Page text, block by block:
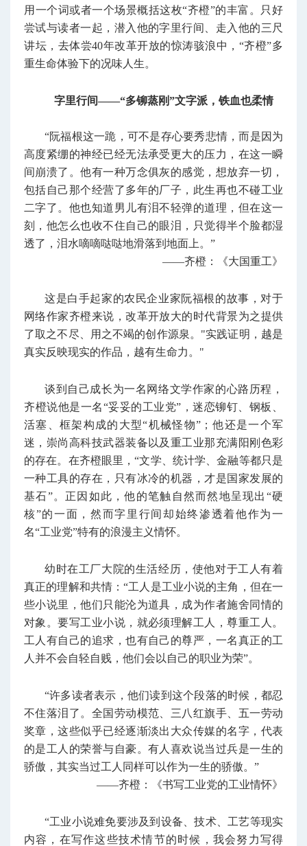
用一个词或者一个场景概括这枚“齐橙”的丰富。只好
尝试与读者一起，潜入他的字里行间、走入他的三尺
讲坛，去体尝40年改革开放的惊涛骇浪中，“齐橙”多
重生命体验下的况味人生。
字里行间——“多铆蒸刚”文字派，铁血也柔情
“阮福根这一跪，可不是存心要秀悲情，而是因为
高度紧绷的神经已经无法承受更大的压力，在这一瞬
间崩溃了。他有一种万念俱灰的感觉，想放弃一切，
包括自己那个经营了多年的厂子，此生再也不碰工业
二字了。他也知道男儿有泪不轻弹的道理，但在这一
刻，他怎么也收不住自己的眼泪，只觉得半个脸都湿
透了，泪水嘀嘀哒哒地滑落到地面上。”
——齐橙：《大国重工》
这是白手起家的农民企业家阮福根的故事，对于
网络作家齐橙来说，改革开放大的时代背景为之提供
了取之不尽、用之不竭的创作源泉。"实践证明，越是
真实反映现实的作品，越有生命力。"
谈到自己成长为一名网络文学作家的心路历程，
齐橙说他是一名“妥妥的工业党”，迷恋铆钉、钢板、
活塞、框架构成的大型“机械怪物”；他还是一个军
迷，崇尚高科技武器装备以及重工业那充满阳刚色彩
的存在。在齐橙眼里，“文学、统计学、金融等都只是
一种工具的存在，只有冰冷的机器，才是国家发展的
基石”。正因如此，他的笔触自然而然地呈现出“硬
核”的一面，然而字里行间却始终渗透着他作为一
名“工业党”特有的浪漫主义情怀。
幼时在工厂大院的生活经历，使他对于工人有着
真正的理解和共情：“工人是工业小说的主角，但在一
些小说里，他们只能沦为道具，成为作者施舍同情的
对象。要写工业小说，就必须理解工人，尊重工人。
工人有自己的追求，也有自己的尊严，一名真正的工
人并不会自轻自贱，他们会以自己的职业为荣”。
“许多读者表示，他们读到这个段落的时候，都忍
不住落泪了。全国劳动模范、三八红旗手、五一劳动
奖章，这些似乎已经逐渐淡出大众传媒的名字，代表
的是工人的荣誉与自豪。有人喜欢说当过兵是一生的
骄傲，其实当过工人同样可以作为一生的骄傲。”
——齐橙：《书写工业党的工业情怀》
“工业小说难免要涉及到设备、技术、工艺等现实
内容，在写作这些技术情节的时候，我会努力写得